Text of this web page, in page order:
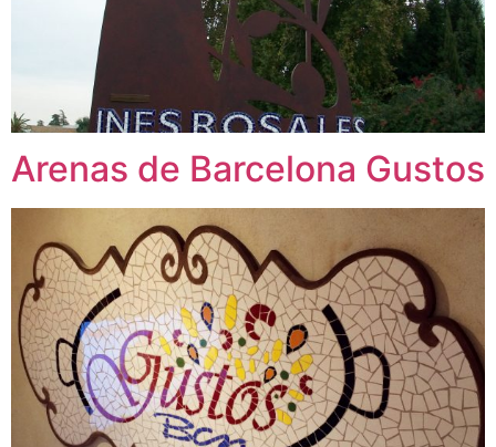
Arenas de Barcelona Gustos